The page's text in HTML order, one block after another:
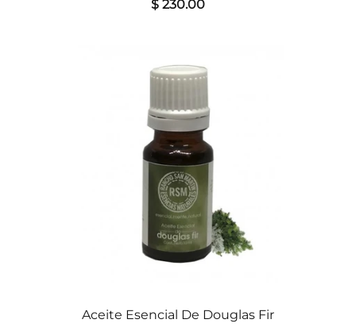
$ 230.00
Aceite Esencial De Douglas Fir